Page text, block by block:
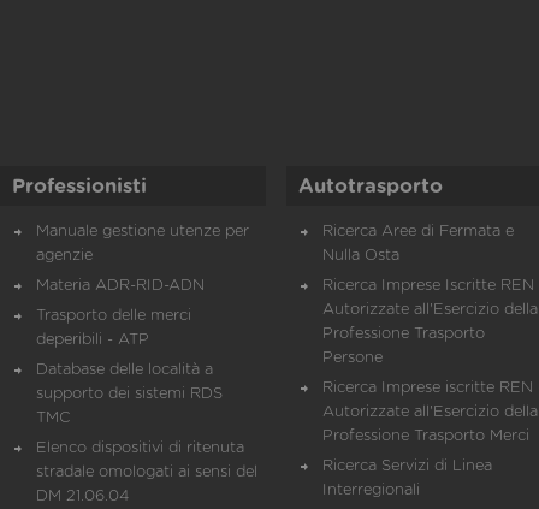
Professionisti
Manuale gestione utenze per
agenzie
Materia ADR-RID-ADN
Trasporto delle merci
deperibili - ATP
Database delle località a
supporto dei sistemi RDS
TMC
Elenco dispositivi di ritenuta
stradale omologati ai sensi del
DM 21.06.04
Autotrasporto
Ricerca Aree di Fermata e
Nulla Osta
Ricerca Imprese Iscritte REN
Autorizzate all'Esercizio della
Professione Trasporto
Persone
Ricerca Imprese iscritte REN
Autorizzate all'Esercizio della
Professione Trasporto Merci
Ricerca Servizi di Linea
Interregionali